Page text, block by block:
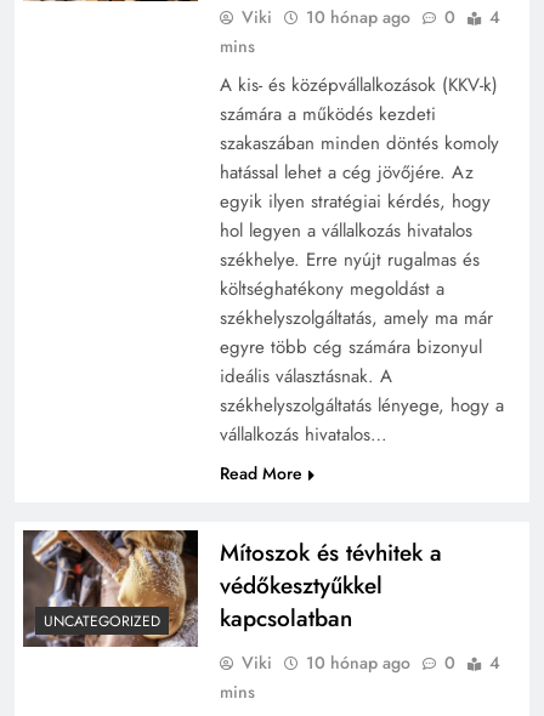
Viki 10 hónap ago 0
4
mins
A kis- és középvállalkozások (KKV-k)
számára a működés kezdeti
szakaszában minden döntés komoly
hatással lehet a cég jövőjére. Az
egyik ilyen stratégiai kérdés, hogy
hol legyen a vállalkozás hivatalos
székhelye. Erre nyújt rugalmas és
költséghatékony megoldást a
székhelyszolgáltatás, amely ma már
egyre több cég számára bizonyul
ideális választásnak. A
székhelyszolgáltatás lényege, hogy a
vállalkozás hivatalos…
Read More
UNCATEGORIZED
Mítoszok és tévhitek a
védőkesztyűkkel
kapcsolatban
Viki 10 hónap ago 0
4
mins